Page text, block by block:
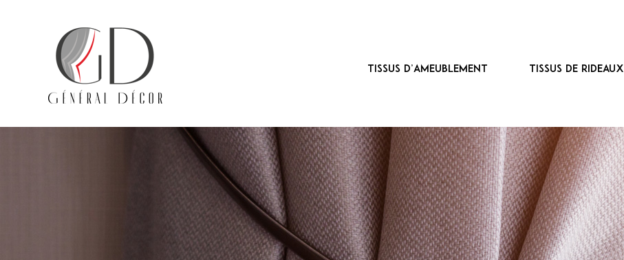
Tissus d’ameublement Tissus de rideaux